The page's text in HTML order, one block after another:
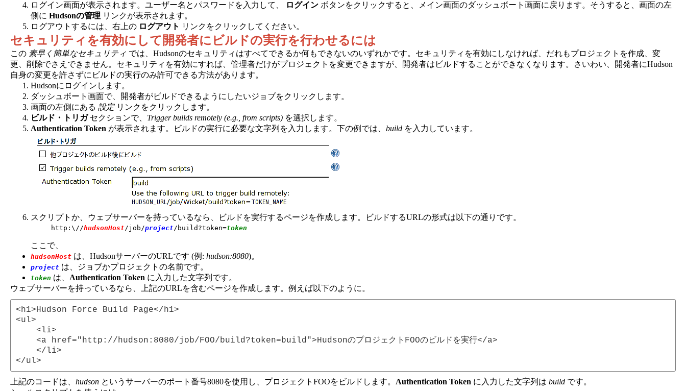
ログイン画面が表示されます。ユーザー名とパスワードを入力して、
ログイン ボタンをクリックすると、メイン画面のダッシュボート画面に戻ります。そうすると、画面の左
側に Hudsonの管理 リンクが表示されます。
ログアウトするには、右上の ログアウト リンクをクリックしてください。
セキュリティを有効にして開発者にビルドの実行を行わせるには
この 素早く簡単なセキュリティ では、Hudsonのセキュリティはすべてできるか何もできないのいずれかです。セキュリティを有効にしなければ、だれもプロジェクトを作成、変
更、削除でさえできません。セキュリティを有効にすれば、管理者だけがプロジェクトを変更できますが、開発者はビルドすることができなくなります。さいわい、開発者にHudson
自身の変更を許さずにビルドの実行のみ許可できる方法があります。
Hudsonにログインします。
ダッシュボート画面で、開発者がビルドできるようにしたいジョブをクリックします。
画面の左側にある 設定リンクをクリックします。
ビルド・トリガセクションで、 Trigger builds remotely (e.g., from scripts) を選択します。
Authentication Token が表示されます。ビルドの実行に必要な文字列を入力します。下の例では、 build を入力しています。
スクリプトか、ウェブサーバーを持っているなら、ビルドを実行するページを作成します。ビルドするURLの形式は以下の通りです。
http:\//hudsonHost/job/project/build?token=token
ここで、
hudsonHost は、HudsonサーバーのURLです (例: hudson:8080)。
project は、ジョブかプロジェクトの名前です。
token は、 Authentication Token に入力した文字列です。
ウェブサーバーを持っているなら、上記のURLを含むページを作成します。例えば以下のように。
<h1>Hudson Force Build Page</h1>
<ul>
    <li>
    <a href="http://hudson:8080/job/FOO/build?token=build">HudsonのプロジェクトFOOのビルドを実行</a>
    </li>
上記のコードは、 hudson というサーバーのポート番号8080を使用し、プロジェクトFOOをビルドします。 Authentication Token に入力した文字列は build です。